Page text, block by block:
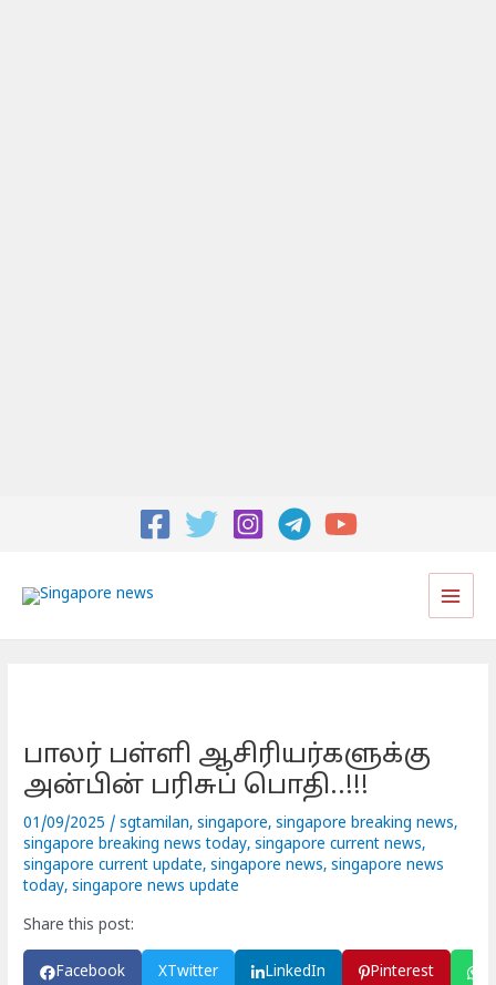
Main
பாலர் பள்ளி ஆசிரியர்களுக்கு
அன்பின் பரிசுப் பொதி..!!!
01/09/2025 /sgtamilan,singapore,singapore breaking news,
singapore breaking news today,singapore current news,
singapore current update,singapore news,singapore news
today,singapore news update
Share this post:
Facebook XTwitter LinkedIn Pinterest